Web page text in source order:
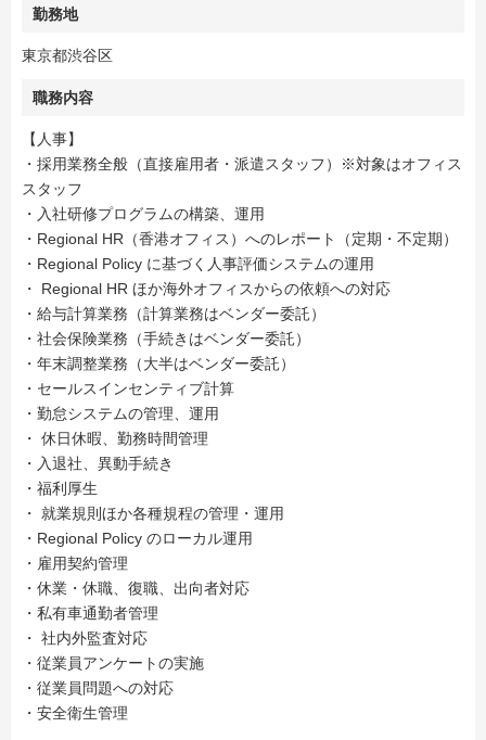
勤務地
東京都渋谷区
職務内容
【人事】
・採用業務全般（直接雇用者・派遣スタッフ）※対象はオフィス
スタッフ
・入社研修プログラムの構築、運用
・Regional HR（香港オフィス）へのレポート（定期・不定期）
・Regional Policy に基づく人事評価システムの運用
・ Regional HR ほか海外オフィスからの依頼への対応
・給与計算業務（計算業務はベンダー委託）
・社会保険業務（手続きはベンダー委託）
・年末調整業務（大半はベンダー委託）
・セールスインセンティブ計算
・勤怠システムの管理、運用
・ 休日休暇、勤務時間管理
・入退社、異動手続き
・福利厚生
・ 就業規則ほか各種規程の管理・運用
・Regional Policy のローカル運用
・雇用契約管理
・休業・休職、復職、出向者対応
・私有車通勤者管理
・ 社内外監査対応
・従業員アンケートの実施
・従業員問題への対応
・安全衛生管理